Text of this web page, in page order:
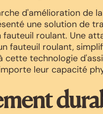
d'amélioration de
une solution de
fauteuil roulant. Une
fauteuil roulant,
cette technologie
leur capacité